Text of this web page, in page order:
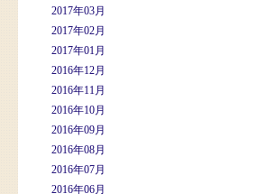
2017年03月
2017年02月
2017年01月
2016年12月
2016年11月
2016年10月
2016年09月
2016年08月
2016年07月
2016年06月